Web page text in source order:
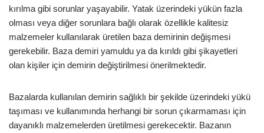
kırılma gibi sorunlar yaşayabilir. Yatak üzerindeki yükün fazla
olması veya diğer sorunlara bağlı olarak özellikle kalitesiz
malzemeler kullanılarak üretilen baza demirinin değişmesi
gerekebilir. Baza demiri yamuldu ya da kırıldı gibi şikayetleri
olan kişiler için demirin değiştirilmesi önerilmektedir.
Bazalarda kullanılan demirin sağlıklı bir şekilde üzerindeki yükü
taşıması ve kullanımında herhangi bir sorun çıkarmaması için
dayanıklı malzemelerden üretilmesi gerekecektir. Bazanın